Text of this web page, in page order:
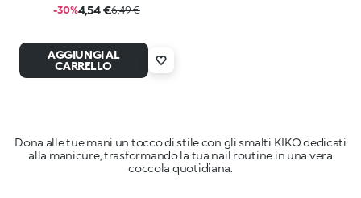
-30%4,54 €6,49 €
AGGIUNGI AL
CARRELLO
Dona alle tue mani un tocco di stile con gli smalti KIKO dedicati
alla manicure, trasformando la tua nail routine in una vera